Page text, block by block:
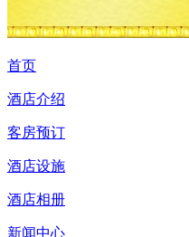
首页
酒店介绍
客房预订
酒店设施
酒店相册
新闻中心